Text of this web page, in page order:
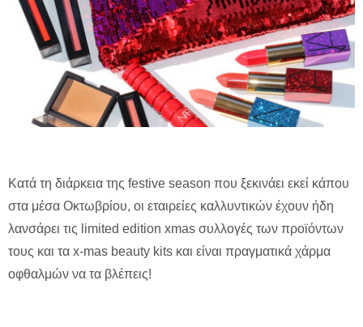
Κατά τη διάρκεια της festive season που ξεκινάει εκεί κάπου
στα μέσα Οκτωβρίου, οι εταιρείες καλλυντικών έχουν ήδη
λανσάρει τις limited edition xmas συλλογές των προϊόντων
τους και τα x-mas beauty kits και είναι πραγματικά χάρμα
οφθαλμών να τα βλέπεις!